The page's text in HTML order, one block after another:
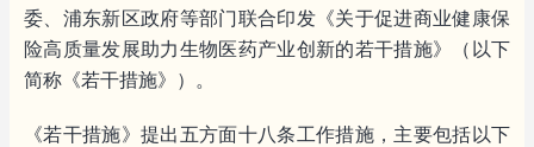
委、浦东新区政府等部门联合印发《关于促进商业健康保
险高质量发展助力生物医药产业创新的若干措施》（以下
简称《若干措施》）。
《若干措施》提出五方面十八条工作措施，主要包括以下